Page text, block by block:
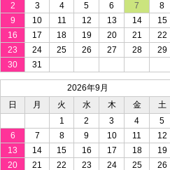
2
3 4 5 6 7
8
9
10 11 12 13 14
15
16
17 18 19 20 21
22
23
24 25 26 27 28
29
30
31
2026年9月
日
月 火 水 木 金
土
1
2 3 4
5
6
7 8 9 10 11
12
13
14 15 16 17 18
19
20
21 22 23 24 25
26